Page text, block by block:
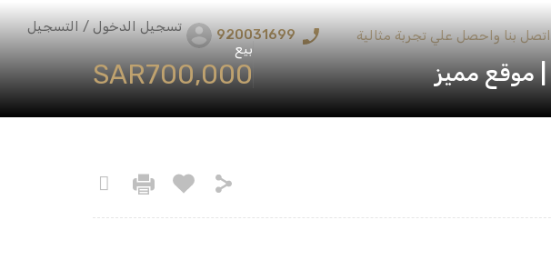
اتصل بنا واحصل علي تجربة مثالية 920031699
تسجيل الدخول / التسجيل
بيع
‪SAR700,000